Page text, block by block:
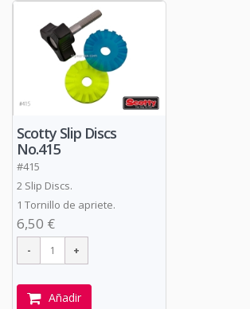
Scotty Slip Discs
No.415
#415
2 Slip Discs.
1 Tornillo de apriete.
6,50 €
Añadir